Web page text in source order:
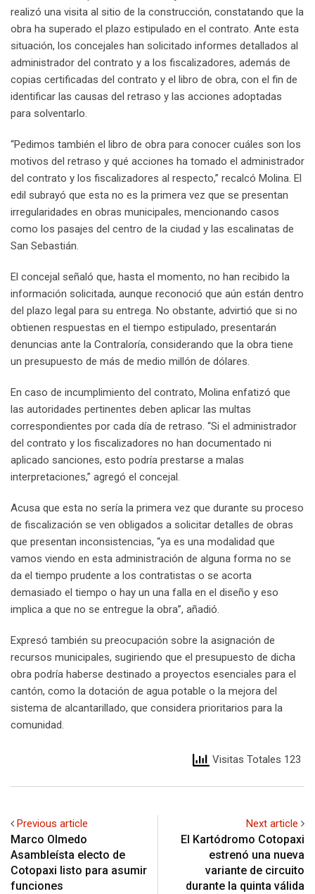
realizó una visita al sitio de la construcción, constatando que la
obra ha superado el plazo estipulado en el contrato. Ante esta
situación, los concejales han solicitado informes detallados al
administrador del contrato y a los fiscalizadores, además de
copias certificadas del contrato y el libro de obra, con el fin de
identificar las causas del retraso y las acciones adoptadas
para solventarlo.
“Pedimos también el libro de obra para conocer cuáles son los
motivos del retraso y qué acciones ha tomado el administrador
del contrato y los fiscalizadores al respecto,” recalcó Molina. El
edil subrayó que esta no es la primera vez que se presentan
irregularidades en obras municipales, mencionando casos
como los pasajes del centro de la ciudad y las escalinatas de
San Sebastián.
El concejal señaló que, hasta el momento, no han recibido la
información solicitada, aunque reconoció que aún están dentro
del plazo legal para su entrega. No obstante, advirtió que si no
obtienen respuestas en el tiempo estipulado, presentarán
denuncias ante la Contraloría, considerando que la obra tiene
un presupuesto de más de medio millón de dólares.
En caso de incumplimiento del contrato, Molina enfatizó que
las autoridades pertinentes deben aplicar las multas
correspondientes por cada día de retraso. “Si el administrador
del contrato y los fiscalizadores no han documentado ni
aplicado sanciones, esto podría prestarse a malas
interpretaciones,” agregó el concejal.
Acusa que esta no sería la primera vez que durante su proceso
de fiscalización se ven obligados a solicitar detalles de obras
que presentan inconsistencias, “ya es una modalidad que
vamos viendo en esta administración de alguna forma no se
da el tiempo prudente a los contratistas o se acorta
demasiado el tiempo o hay un una falla en el diseño y eso
implica a que no se entregue la obra”, añadió.
Expresó también su preocupación sobre la asignación de
recursos municipales, sugiriendo que el presupuesto de dicha
obra podría haberse destinado a proyectos esenciales para el
cantón, como la dotación de agua potable o la mejora del
sistema de alcantarillado, que considera prioritarios para la
comunidad.
Visitas Totales 123
Previous article
Marco Olmedo
Asambleísta electo de
Cotopaxi listo para asumir
funciones
Next article
El Kartódromo Cotopaxi
estrenó una nueva
variante de circuito
durante la quinta válida